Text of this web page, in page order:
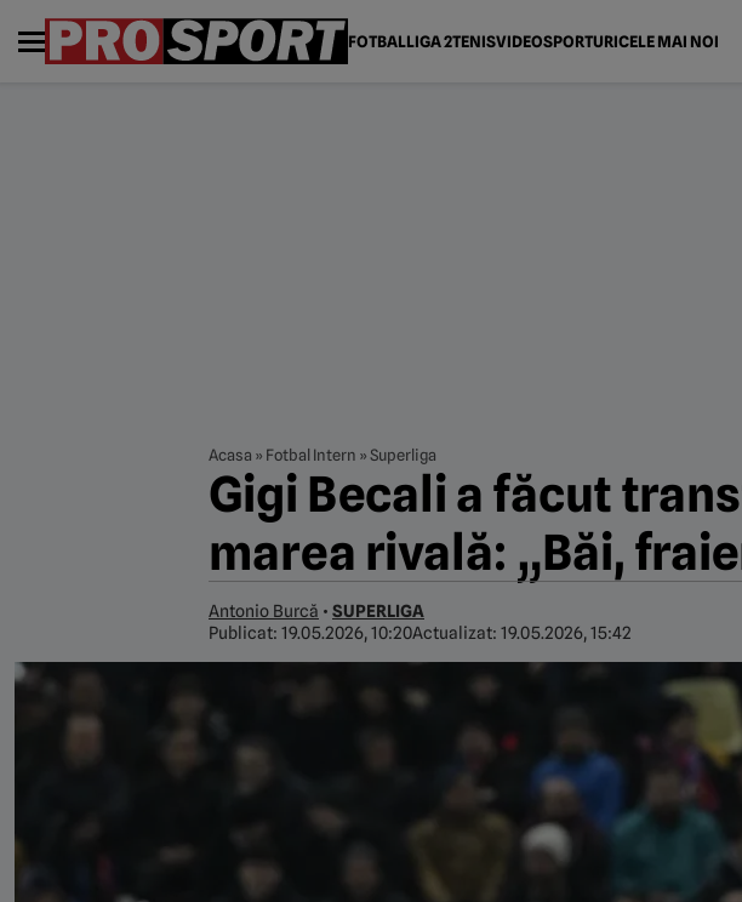
FOTBALLIGA 2TENISVIDEOSPORTURICELE MAI NOI
Acasa » Fotbal Intern »Superliga
Gigi Becali a făcut
marea rivală: „Băi,
Antonio Burcă • SUPERLIGA
Publicat: 19.05.2026, 10:20Actualizat: 19.05.2026, 15:42